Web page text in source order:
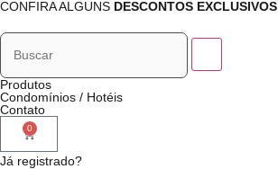
CONFIRA ALGUNS DESCONTOS EXCLUSIVOS
Produtos
Condomínios / Hotéis
Contato
0
Já registrado?